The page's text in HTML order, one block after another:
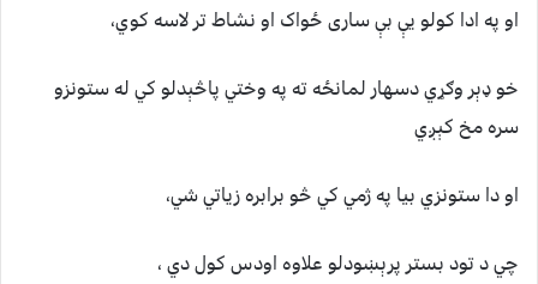
او په ادا کولو یې بې ساری ځواک او نشاط تر لاسه کوي،
خو ډېر وګړي دسهار لمانځه ته په وختي پاڅېدلو کي له ستونزو
سره مخ کېږي
او دا ستونزي بیا په ژمي کي څو برابره زیاتي شي،
چي د تود بستر پرېښودلو علاوه اودس کول دي ،